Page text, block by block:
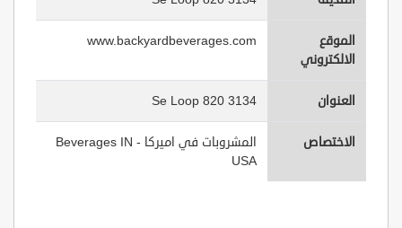
الموقع
الالكتروني
www.backyardbeverages.com
العنوان 3134 Se Loop 820
الاختصاص
المشروبات في اميركا - Beverages IN
USA